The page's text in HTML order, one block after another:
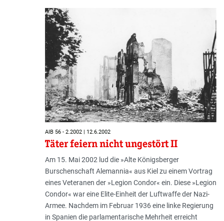
AIB 56 - 2.2002 | 12.6.2002
Täter feiern nicht ungestört II
Am 15. Mai 2002 lud die »Alte Königsberger
Burschenschaft Alemannia« aus Kiel zu einem Vortrag
eines Veteranen der »Legion Condor« ein. Diese »Legion
Condor« war eine Elite-Einheit der Luftwaffe der Nazi-
Armee. Nachdem im Februar 1936 eine linke Regierung
in Spanien die parlamentarische Mehrheit erreicht